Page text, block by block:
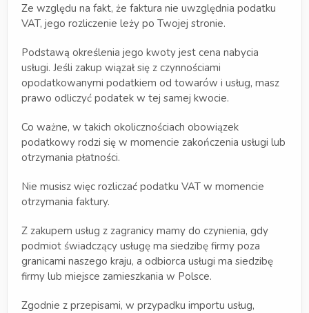
Ze względu na fakt, że faktura nie uwzględnia podatku
VAT, jego rozliczenie leży po Twojej stronie.
Podstawą określenia jego kwoty jest cena nabycia
usługi. Jeśli zakup wiązał się z czynnościami
opodatkowanymi podatkiem od towarów i usług, masz
prawo odliczyć podatek w tej samej kwocie.
Co ważne, w takich okolicznościach obowiązek
podatkowy rodzi się w momencie zakończenia usługi lub
otrzymania płatności.
Nie musisz więc rozliczać podatku VAT w momencie
otrzymania faktury.
Z zakupem usług z zagranicy mamy do czynienia, gdy
podmiot świadczący usługę ma siedzibę firmy poza
granicami naszego kraju, a odbiorca usługi ma siedzibę
firmy lub miejsce zamieszkania w Polsce.
Zgodnie z przepisami, w przypadku importu usług,